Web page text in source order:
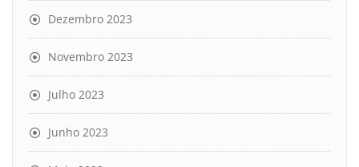
Dezembro 2023
Novembro 2023
Julho 2023
Junho 2023